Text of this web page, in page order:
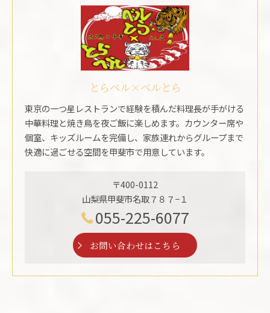
とらベル×ベルとら
東京の一つ星レストランで経験を積んだ料理長が手がける
中華料理と焼き鳥を夜ご飯に楽しめます。カウンター席や
個室、キッズルームを完備し、家族連れからグループまで
快適に過ごせる空間を甲斐市で用意しています。
〒400-0112
山梨県甲斐市名取７８７−１
055-225-6077
お問い合わせはこちら